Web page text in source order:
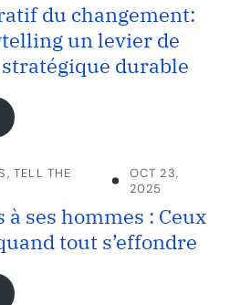
du changement:
un levier de
durable
,TELL THE
OCT 23,
2025
à ses hommes : Ceux
tout s’effondre